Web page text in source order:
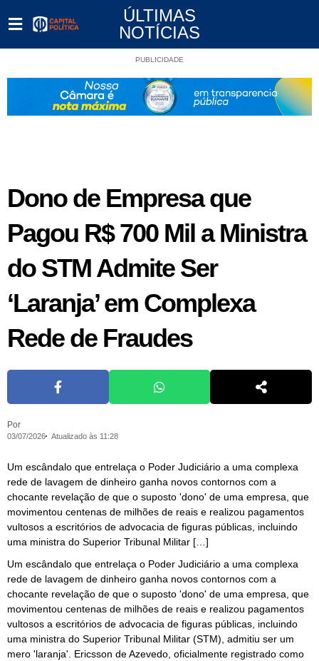
ÚLTIMAS
NOTÍCIAS
PUBLICIDADE
Dono de Empresa que
Pagou R$ 700 Mil a Ministra
do STM Admite Ser
‘Laranja’ em Complexa
Rede de Fraudes
Por
03/07/2026 Atualizado às 11:28
Um escândalo que entrelaça o Poder Judiciário a uma complexa
rede de lavagem de dinheiro ganha novos contornos com a
chocante revelação de que o suposto 'dono' de uma empresa, que
movimentou centenas de milhões de reais e realizou pagamentos
vultosos a escritórios de advocacia de figuras públicas, incluindo
uma ministra do Superior Tribunal Militar […]
Um escândalo que entrelaça o Poder Judiciário a uma complexa
rede de lavagem de dinheiro ganha novos contornos com a
chocante revelação de que o suposto 'dono' de uma empresa, que
movimentou centenas de milhões de reais e realizou pagamentos
vultosos a escritórios de advocacia de figuras públicas, incluindo
uma ministra do Superior Tribunal Militar (STM), admitiu ser um
mero 'laranja'. Ericsson de Azevedo, oficialmente registrado como